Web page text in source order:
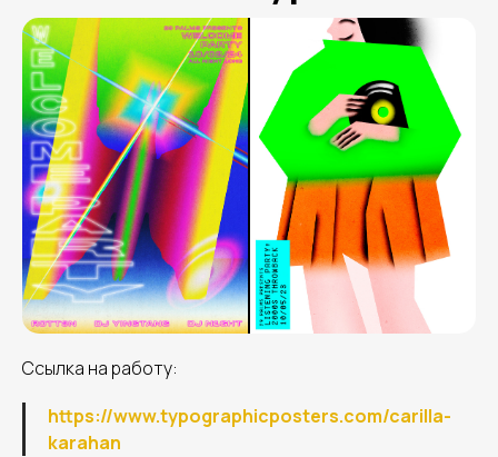
Ссылка на работу:
https://www.typographicposters.com/carilla-
karahan